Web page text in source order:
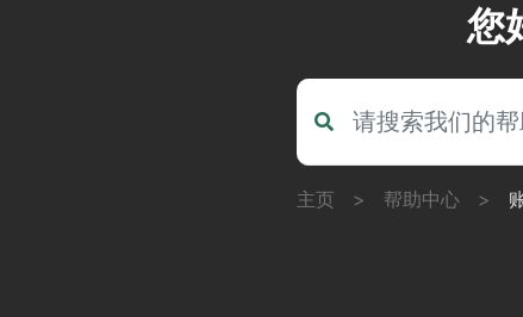
您
主页 > 帮助中心 >